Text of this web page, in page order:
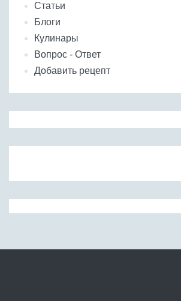
Статьи
Блоги
Кулинары
Вопрос - Ответ
Добавить рецепт